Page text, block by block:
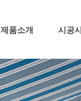
제품소개 시공